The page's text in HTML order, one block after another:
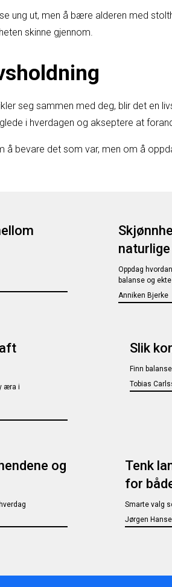
ung ut, men å bære alderen med
skinne gjennom.
seg sammen med deg, blir det en
i hverdagen og akseptere at
å bevare det som var, men om å
Oppdag
balanse og
Anniken Bjerke
æra i
Slik
Finn
Tobias
og
Tenk
for
Smarte valg
Jørgen